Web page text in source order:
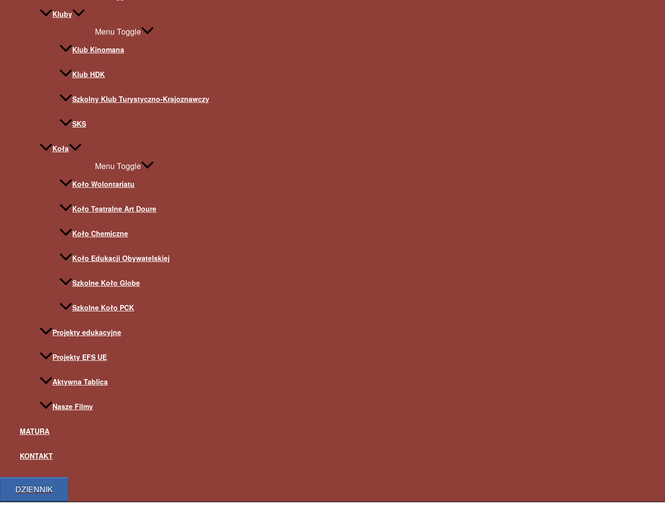
Kluby
Menu Toggle
Klub Kinomana
Klub HDK
Szkolny Klub Turystyczno-Krajoznawczy
SKS
Koła
Menu Toggle
Koło Wolontariatu
Koło Teatralne Art Doure
Koło Chemiczne
Koło Edukacji Obywatelskiej
Szkolne Koło Globe
Szkolne Koło PCK
Projekty edukacyjne
Projekty EFS UE
Aktywna Tablica
Nasze Filmy
MATURA
KONTAKT
DZIENNIK